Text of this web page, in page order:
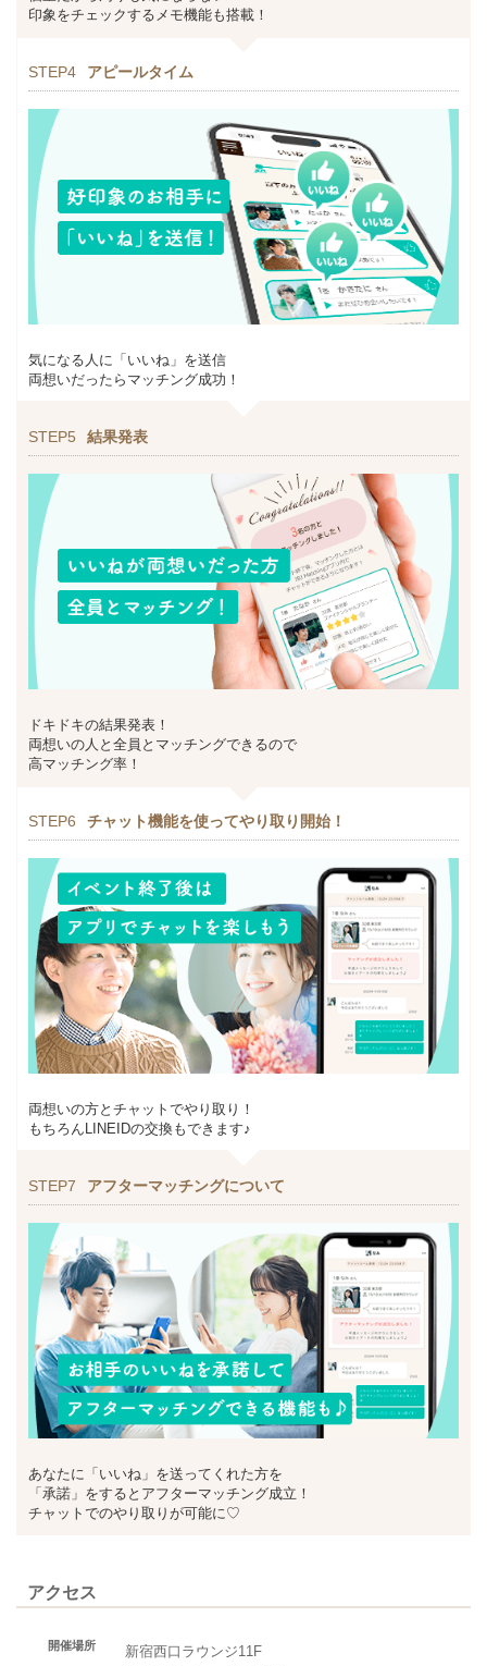
印象をチェックするメモ機能も搭載！
STEP4 アピールタイム
気になる人に「いいね」を送信
両想いだったらマッチング成功！
STEP5 結果発表
ドキドキの結果発表！
両想いの人と全員とマッチングできるので
高マッチング率！
STEP6 チャット機能を使ってやり取り開始！
両想いの方とチャットでやり取り！
もちろんLINEIDの交換もできます♪
STEP7 アフターマッチングについて
あなたに「いいね」を送ってくれた方を
「承諾」をするとアフターマッチング成立！
チャットでのやり取りが可能に♡
アクセス
開催場所
新宿西口ラウンジ11F